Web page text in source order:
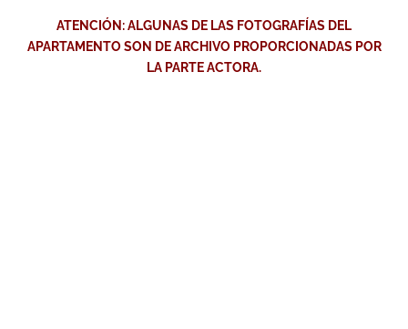
ATENCIÓN: ALGUNAS DE LAS FOTOGRAFÍAS DEL
APARTAMENTO SON DE ARCHIVO PROPORCIONADAS POR
LA PARTE ACTORA.